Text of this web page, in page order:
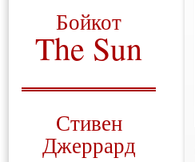
Бойкот
The Sun
Стивен
Джеррард